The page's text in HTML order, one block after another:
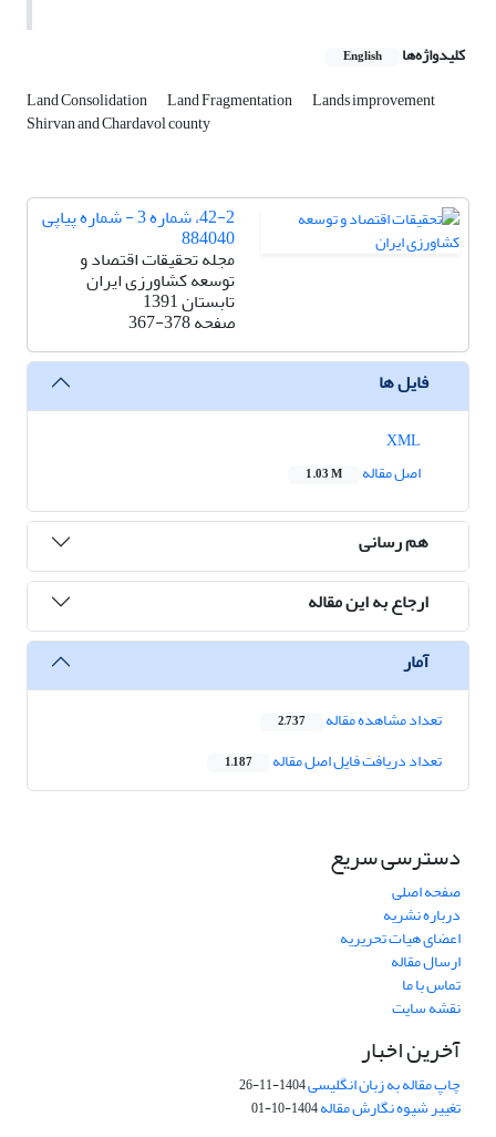
کلیدواژه‌ها English
Land Consolidation Land Fragmentation Lands improvement
Shirvan and Chardavol county
42-2، شماره 3 - شماره پیاپی
884040
مجله تحقیقات اقتصاد و
توسعه کشاورزی ایران
تابستان 1391
صفحه367-378
فایل ها
اصل مقاله
1.03 M
هم رسانی
ارجاع به این مقاله
آمار
تعداد مشاهده مقاله 2,737
تعداد دریافت فایل اصل مقاله 1,187
دسترسی سریع
صفحه اصلی
درباره نشریه
اعضای هیات تحریریه
ارسال مقاله
تماس با ما
نقشه سایت
آخرین اخبار
چاپ مقاله به زبان انگلیسی1404-11-26
تغییر شیوه نگارش مقاله1404-10-01